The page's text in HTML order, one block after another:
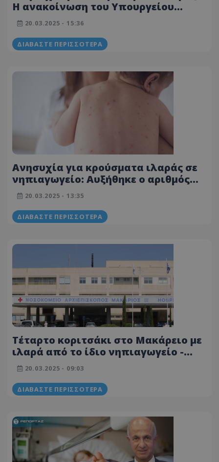
Η ανακοίνωση του Υπουργείου
Υγείας - Οι οδηγίες προς το κοινό και
τους ταξιδιώτες
20.03.2025 - 15:36
ΔΙΑΒΆΣΤΕ ΠΕΡΙΣΣΌΤΕΡΑ
Ανησυχία για κρούσματα ιλαράς σε
νηπιαγωγείο: Αυξήθηκε ο αριθμός
στους εννέα - Καραντίνα για 21 μέρες
20.03.2025 - 13:35
ΔΙΑΒΆΣΤΕ ΠΕΡΙΣΣΌΤΕΡΑ
Τέταρτο κοριτσάκι στο Μακάρειο με
ιλαρά από το ίδιο νηπιαγωγείο -
Ποια η κατάσταση υγείας του
βρέφους με μηνιγγίτιδα
20.03.2025 - 09:03
ΔΙΑΒΆΣΤΕ ΠΕΡΙΣΣΌΤΕΡΑ